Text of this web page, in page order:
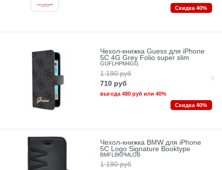
Скидка 40%
Чехол-книжка Guess для iPhone
5C 4G Grey Folio super slim
GUFLHPM4GG
1 190 руб
710 руб
выгода 480 рубили 40%
Скидка 40%
Чехол-книжка BMW для iPhone
5C Logo Signature Booktype
BMFLBKPMLOB
1 190 руб